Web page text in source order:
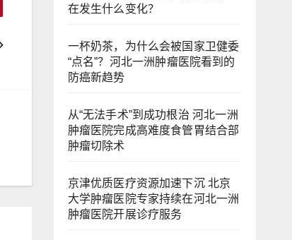
在发生什么变化？
一杯奶茶，为什么会被国家卫健委
“点名”？河北一洲肿瘤医院看到的
防癌新趋势
从“无法手术”到成功根治 河北一洲
肿瘤医院完成高难度食管胃结合部
肿瘤切除术
京津优质医疗资源加速下沉 北京
大学肿瘤医院专家持续在河北一洲
肿瘤医院开展诊疗服务